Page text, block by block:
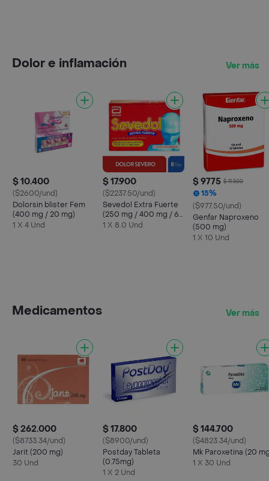
Dolor e inflamación Ver más
$ 10.400
($2600/und)
Dolorsin blister Fem
(400 mg / 20 mg)
1 X 4 Und
$ 17.900
($2237.50/und)
Sevedol Extra Fuerte
(250 mg / 400 mg / 65
mg)
1 X 8.0 Und
$ 9775 $ 11.500
15%
($977.50/und)
Genfar Naproxeno
(500 mg)
1 X 10 Und
Medicamentos Ver más
$ 262.000
($8733.34/und)
Jarit (200 mg)
30 Und
$ 17.800
($8900/und)
Postday Tableta
(0.75mg)
1 X 2 Und
$ 144.700
($4823.34/und)
Mk Paroxetina (20
1 X 30 Und